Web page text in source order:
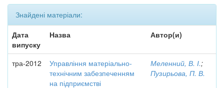
Знайдені матеріали:
Дата
випуску
Назва Автор(и)
тра-2012
Управління матеріально-
технічним забезпеченням
на підприємстві
Меленний, В. І.;
Пузирьова, П. В.